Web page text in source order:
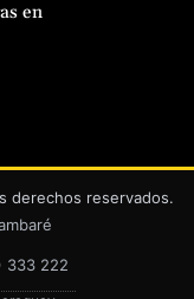
en
derechos reservados.
333 222